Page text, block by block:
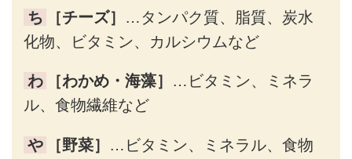
ち ［チーズ］ …タンパク質、脂質、炭水
化物、ビタミン、カルシウムなど
わ ［わかめ・海藻］ …ビタミン、ミネラ
ル、食物繊維など
や ［野菜］ …ビタミン、ミネラル、食物